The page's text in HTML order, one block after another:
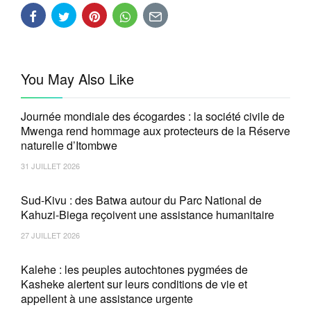
You May Also Like
Journée mondiale des écogardes : la société civile de
Mwenga rend hommage aux protecteurs de la Réserve
naturelle d’Itombwe
31 JUILLET 2026
Sud-Kivu : des Batwa autour du Parc National de
Kahuzi-Biega reçoivent une assistance humanitaire
27 JUILLET 2026
Kalehe : les peuples autochtones pygmées de
Kasheke alertent sur leurs conditions de vie et
appellent à une assistance urgente